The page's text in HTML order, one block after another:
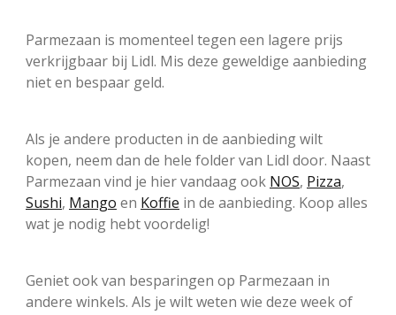
Parmezaan is momenteel tegen een lagere prijs
verkrijgbaar bij Lidl. Mis deze geweldige aanbieding
niet en bespaar geld.
Als je andere producten in de aanbieding wilt
kopen, neem dan de hele folder van Lidl door. Naast
Parmezaan vind je hier vandaag ook NOS, Pizza,
Sushi, Mango en Koffie in de aanbieding. Koop alles
wat je nodig hebt voordelig!
Geniet ook van besparingen op Parmezaan in
andere winkels. Als je wilt weten wie deze week of